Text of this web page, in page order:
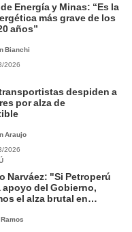
Energía y Minas: “Es la
más grave de los
años”
Bianchi
2026
despiden a
por alza de
Araujo
2026
Narváez: "Si Petroperú
apoyo del Gobierno,
el alza brutal en